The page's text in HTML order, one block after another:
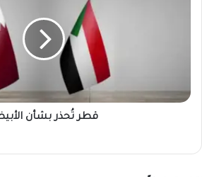
قطر تُحذر بشأن